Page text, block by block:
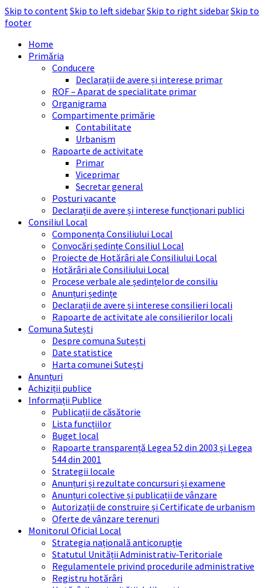
Skip to contentSkip to left sidebarSkip to right sidebarSkip to
footer
Home
Primăria
Conducere
Declarații de avere și interese primar
ROF – Aparat de specialitate primar
Organigrama
Compartimente primărie
Contabilitate
Urbanism
Rapoarte de activitate
Primar
Viceprimar
Secretar general
Posturi vacante
Declarații de avere și interese funcționari publici
Consiliul Local
Componența Consiliului Local
Convocări ședințe Consiliul Local
Proiecte de Hotărâri ale Consiliului Local
Hotărâri ale Consiliului Local
Procese verbale ale ședințelor de consiliu
Anunțuri ședințe
Declarații de avere și interese consilieri locali
Rapoarte de activitate ale consilierilor locali
Comuna Sutești
Despre comuna Sutești
Date statistice
Harta comunei Sutești
Anunțuri
Achiziții publice
Informații Publice
Publicații de căsătorie
Lista funcțiilor
Buget local
Rapoarte transparență Legea 52 din 2003 și Legea
544 din 2001
Strategii locale
Anunțuri și rezultate concursuri și examene
Anunțuri colective și publicații de vânzare
Autorizații de construire și Certificate de urbanism
Oferte de vânzare terenuri
Monitorul Oficial Local
Strategia națională anticorupție
Statutul Unității Administrativ-Teritoriale
Regulamentele privind procedurile administrative
Registru hotărâri